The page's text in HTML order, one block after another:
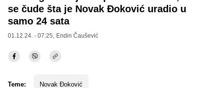
se čude šta je Novak Đoković uradio u
samo 24 sata
01.12.24. - 07:25, Endin Čaušević
Teme: Novak Đoković